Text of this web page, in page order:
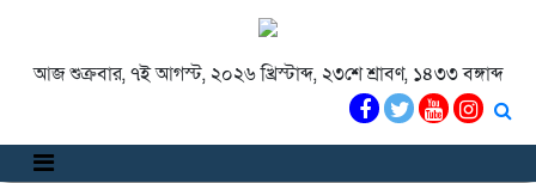
আজ শুক্রবার, ৭ই আগস্ট, ২০২৬ খ্রিস্টাব্দ, ২৩শে শ্রাবণ, ১৪৩৩ বঙ্গাব্দ